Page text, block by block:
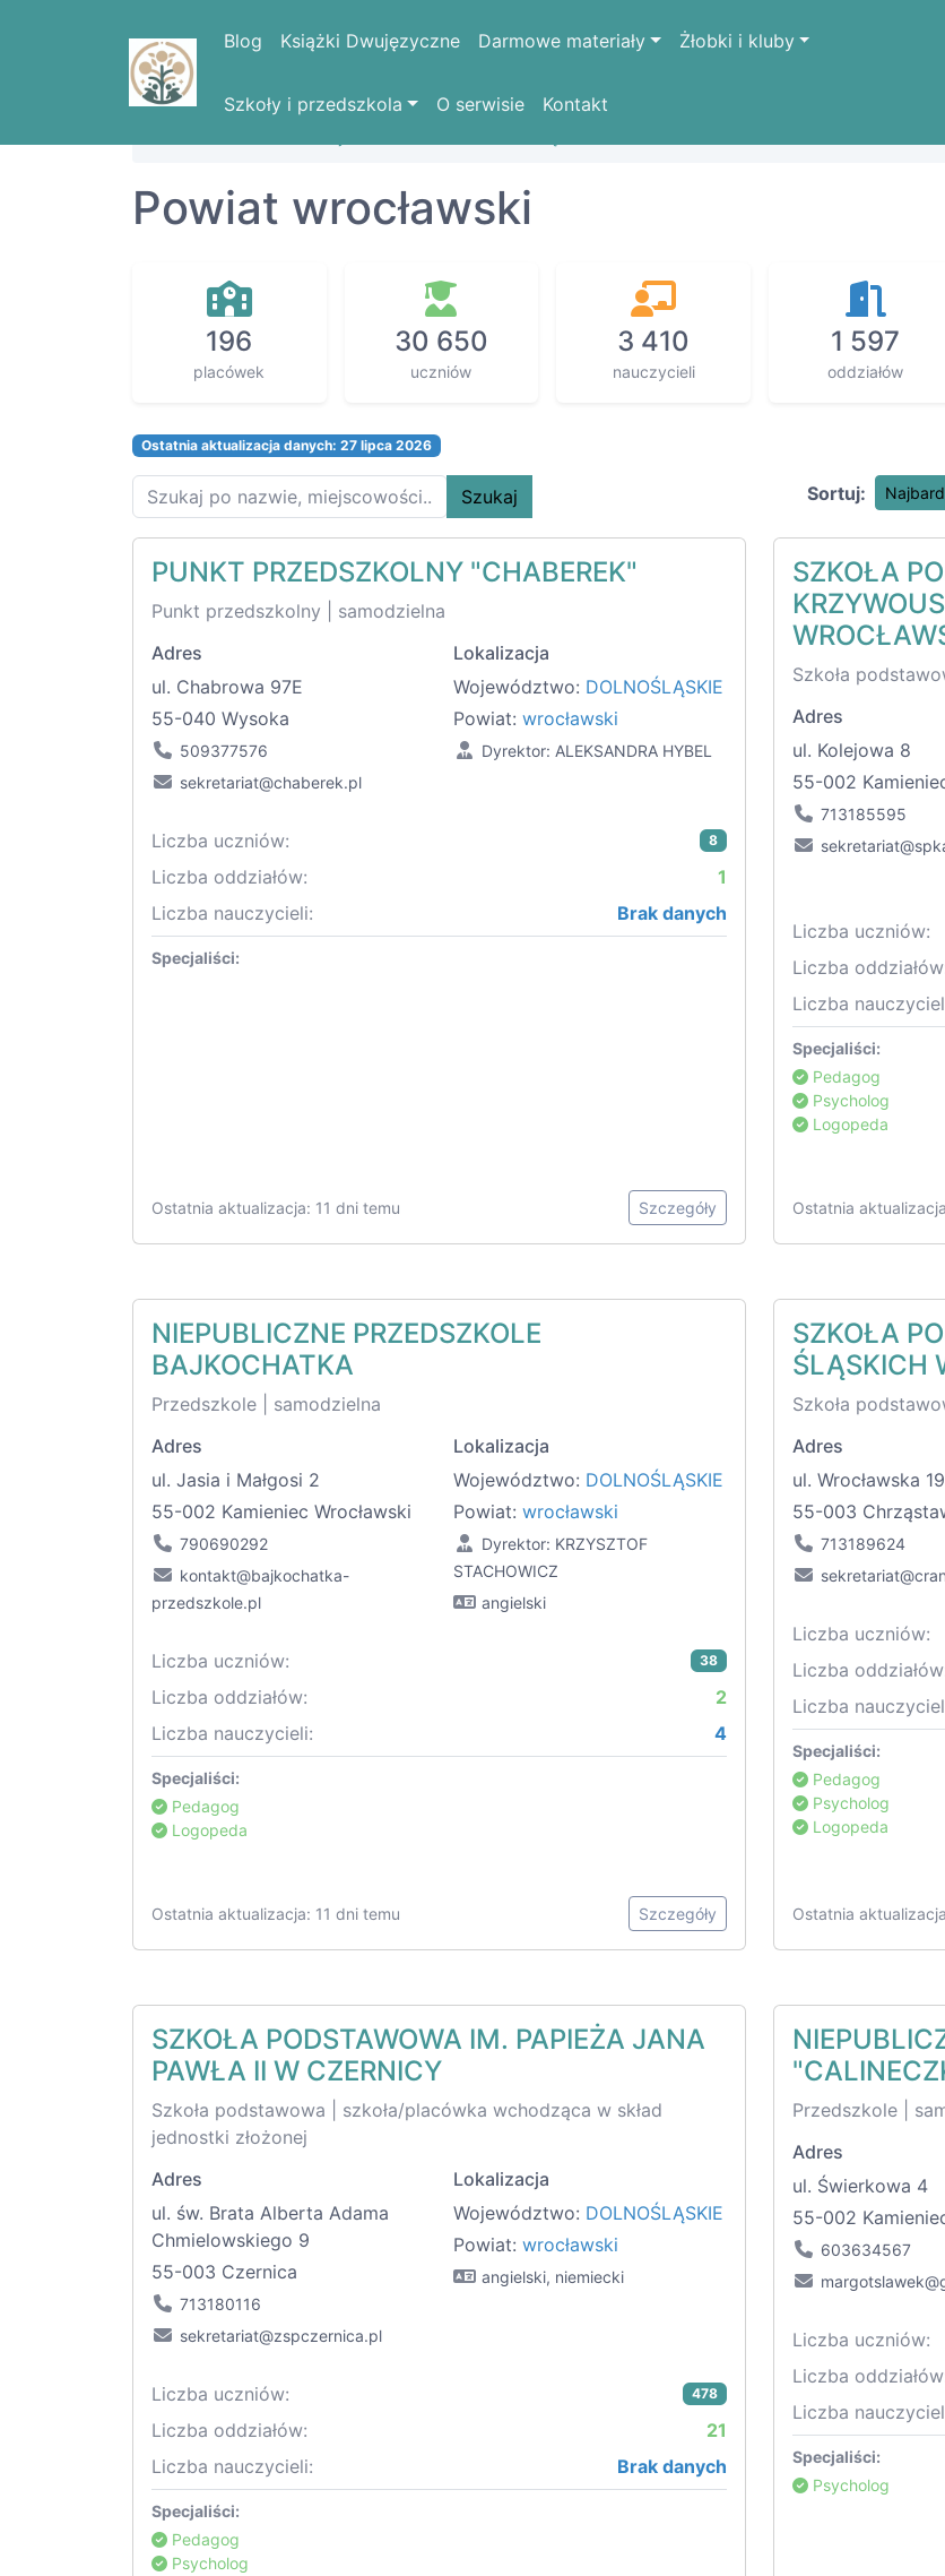
Blog Książki Dwujęzyczne Darmowe materiały Żłobki i kluby
Szkoły i przedszkola O serwisie Kontakt
Powiat wrocławski
196
placówek
30 650
uczniów
3 410
nauczycieli
1 597
oddziałów
Ostatnia aktualizacja danych: 27 lipca 2026
Szukaj Sortuj:
PUNKT PRZEDSZKOLNY "CHABEREK"
Punkt przedszkolny | samodzielna
Adres
ul. Chabrowa 97E
55-040 Wysoka
509377576
sekretariat@chaberek.pl
Lokalizacja
Województwo: DOLNOŚLĄSKIE
Powiat: wrocławski
Dyrektor: ALEKSANDRA HYBEL
Liczba uczniów: 8
Liczba oddziałów:
1
Liczba nauczycieli:
Brak danych
Specjaliści:
Ostatnia aktualizacja: 11 dni temu Szczegóły
SZKOŁA
Szkoła
Adres
ul. Kolejowa 8
55-002
713185595
Liczba uczniów:
Liczba
Liczba
Specjaliści:
Pedagog
Psycholog
Logopeda
Ostatnia
NIEPUBLICZNE PRZEDSZKOLE
BAJKOCHATKA
Przedszkole | samodzielna
Adres
ul. Jasia i Małgosi 2
55-002 Kamieniec Wrocławski
790690292
kontakt@bajkochatka-
przedszkole.pl
Lokalizacja
Województwo: DOLNOŚLĄSKIE
Powiat: wrocławski
Dyrektor: KRZYSZTOF
STACHOWICZ
angielski
Liczba uczniów: 38
Liczba oddziałów:
2
Liczba nauczycieli:
4
Specjaliści:
Pedagog
Logopeda
Ostatnia aktualizacja: 11 dni temu Szczegóły
SZKOŁA
ŚLĄSKICH
Szkoła
Adres
ul. Wrocławska 19
55-003
713189624
Liczba uczniów:
Liczba
Liczba
Specjaliści:
Pedagog
Psycholog
Logopeda
Ostatnia
SZKOŁA PODSTAWOWA IM. PAPIEŻA JANA
PAWŁA II W CZERNICY
Szkoła podstawowa | szkoła/placówka wchodząca w skład
jednostki złożonej
Adres
ul. św. Brata Alberta Adama
Chmielowskiego 9
55-003 Czernica
713180116
sekretariat@zspczernica.pl
Lokalizacja
Województwo: DOLNOŚLĄSKIE
Powiat: wrocławski
angielski, niemiecki
Liczba uczniów: 478
Liczba oddziałów:
21
Liczba nauczycieli:
Brak danych
Specjaliści:
Pedagog
Psycholog
Przedszkole |
Adres
ul. Świerkowa 4
55-002
603634567
Liczba uczniów:
Liczba
Liczba
Specjaliści:
Psycholog